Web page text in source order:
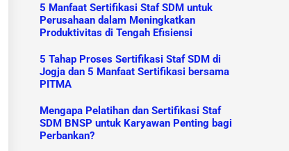
5 Manfaat Sertifikasi Staf SDM untuk
Perusahaan dalam Meningkatkan
Produktivitas di Tengah Efisiensi
5 Tahap Proses Sertifikasi Staf SDM di
Jogja dan 5 Manfaat Sertifikasi bersama
PITMA
Mengapa Pelatihan dan Sertifikasi Staf
SDM BNSP untuk Karyawan Penting bagi
Perbankan?